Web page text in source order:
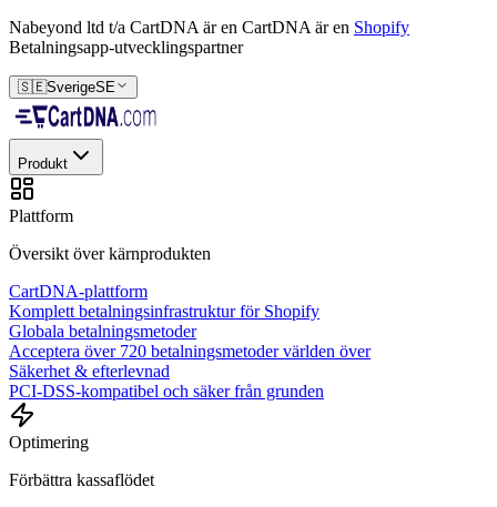
Nabeyond ltd t/a CartDNA är en CartDNA är en Shopify
Betalningsapp-utvecklingspartner
🇸🇪SverigeSE
Produkt
Plattform
Översikt över kärnprodukten
CartDNA-plattform
Komplett betalningsinfrastruktur för Shopify
Globala betalningsmetoder
Acceptera över 720 betalningsmetoder världen över
Säkerhet & efterlevnad
PCI-DSS-kompatibel och säker från grunden
Optimering
Förbättra kassaflödet